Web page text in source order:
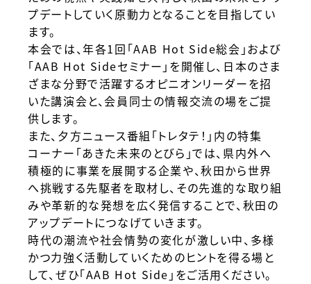
プデートしていく原動力となることを目指してい
ます。
本会では、年各1回「AAB Hot Side総会」および
「AAB Hot Sideセミナー」を開催し、日本のさま
ざまな分野で活躍するオピニオンリーダーを招
いた講演会と、会員同士の情報交流の場をご提
供します。
また、夕方ニュース番組「トレタテ！」内の特集
コーナー「あきた未来のとびら」では、県内外へ
積極的に事業を展開する企業や、秋田から世界
へ挑戦する先駆者を取材し、その先進的な取り組
みや革新的な発想を広く発信することで、秋田の
アップデートにつなげていきます。
時代の潮流や社会情勢の変化が激しい中、多様
かつ力強く活動していくためのヒントを得る場と
して、ぜひ「AAB Hot Side」をご活用ください。